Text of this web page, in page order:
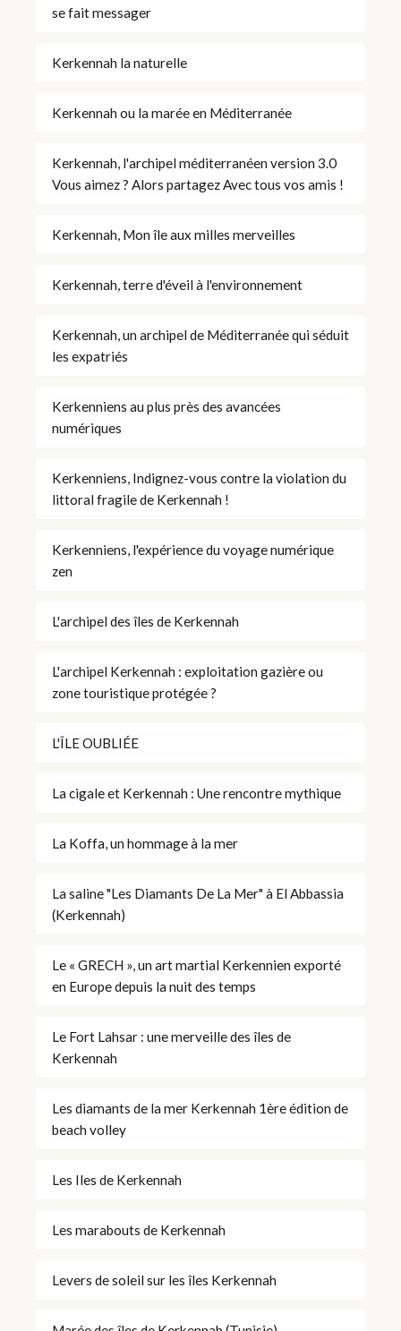
se fait messager
Kerkennah la naturelle
Kerkennah ou la marée en Méditerranée
Kerkennah, l'archipel méditerranéen version 3.0
Vous aimez ? Alors partagez Avec tous vos amis !
Kerkennah, Mon île aux milles merveilles
Kerkennah, terre d'éveil à l'environnement
Kerkennah, un archipel de Méditerranée qui séduit
les expatriés
Kerkenniens au plus près des avancées
numériques
Kerkenniens, Indignez-vous contre la violation du
littoral fragile de Kerkennah !
Kerkenniens, l'expérience du voyage numérique
zen
L'archipel des îles de Kerkennah
L'archipel Kerkennah : exploitation gazière ou
zone touristique protégée ?
L'ÎLE OUBLIÉE
La cigale et Kerkennah : Une rencontre mythique
La Koffa, un hommage à la mer
La saline "Les Diamants De La Mer" à El Abbassia
(Kerkennah)
Le « GRECH », un art martial Kerkennien exporté
en Europe depuis la nuit des temps
Le Fort Lahsar : une merveille des îles de
Kerkennah
Les diamants de la mer Kerkennah 1ère édition de
beach volley
Les Iles de Kerkennah
Les marabouts de Kerkennah
Levers de soleil sur les îles Kerkennah